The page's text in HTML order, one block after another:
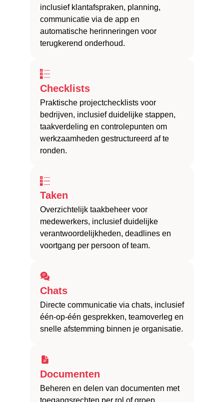
inclusief klantafspraken, planning,
communicatie via de app en
automatische herinneringen voor
terugkerend onderhoud.
Checklists
Praktische projectchecklists voor
bedrijven, inclusief duidelijke stappen,
taakverdeling en controlepunten om
werkzaamheden gestructureerd af te
ronden.
Taken
Overzichtelijk taakbeheer voor
medewerkers, inclusief duidelijke
verantwoordelijkheden, deadlines en
voortgang per persoon of team.
Chats
Directe communicatie via chats, inclusief
één-op-één gesprekken, teamoverleg en
snelle afstemming binnen je organisatie.
Documenten
Beheren en delen van documenten met
toegangsrechten per rol of groep.